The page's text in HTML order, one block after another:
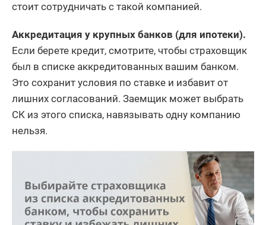
стоит сотрудничать с такой компанией.
Аккредитация у крупных банков (для ипотеки).
Если берете кредит, смотрите, чтобы страховщик
был в списке аккредитованных вашим банком.
Это сохранит условия по ставке и избавит от
лишних согласований. Заемщик может выбрать
СК из этого списка, навязывать одну компанию
нельзя.